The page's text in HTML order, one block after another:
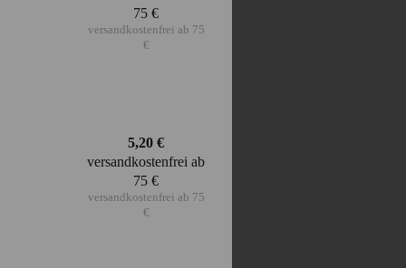
75 €
versandkostenfrei ab 75
€
5,20 €
versandkostenfrei ab
75 €
versandkostenfrei ab 75
€